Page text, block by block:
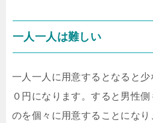
一人一人は難しい
一人一人に用意するとなると少
０円になります。すると男性
のを個々に用意することにな